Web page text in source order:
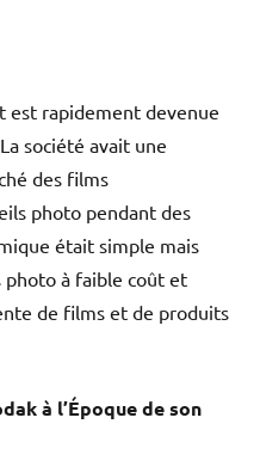
est rapidement devenue
société avait une
des films
photo pendant des
était simple mais
photo à faible coût et
de films et de produits
à l’Époque de son